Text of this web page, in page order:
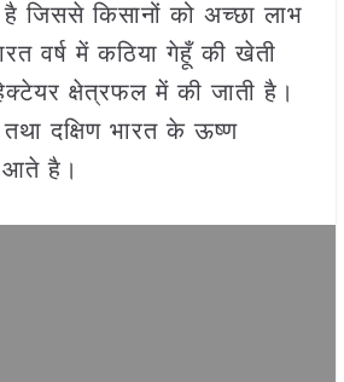
जिससे किसानों को अच्छा लाभ
वर्ष में कठिया गेहूँ की खेती
क्षेत्रफल में की जाती है।
दक्षिण भारत के ऊष्ण
आते है।